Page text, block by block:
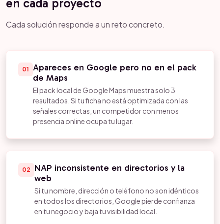
en cada proyecto
Cada solución responde a un reto concreto.
01 Apareces en Google pero no en el pack
de Maps
El pack local de Google Maps muestra solo 3
resultados. Si tu ficha no está optimizada con las
señales correctas, un competidor con menos
presencia online ocupa tu lugar.
02
NAP inconsistente en directorios y la
web
Si tu nombre, dirección o teléfono no son idénticos
en todos los directorios, Google pierde confianza
en tu negocio y baja tu visibilidad local.